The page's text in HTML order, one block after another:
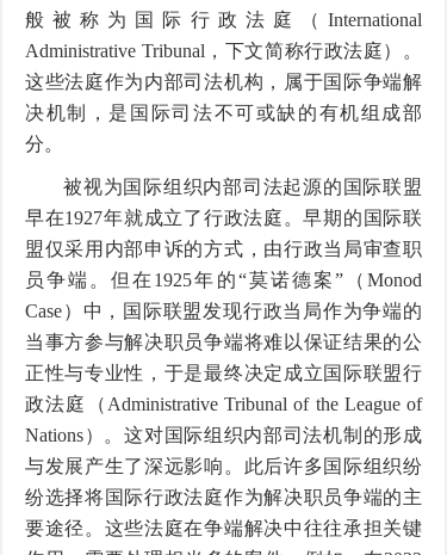
般被称为国际行政法庭（ International
Administrative Tribunal ，下文简称行政法庭）。
这些法庭作为内部司法机构，属于国际争端解
决机制，是国际司法不可或缺的有机组成部
分。
被视为国际组织内部司法起源的国际联盟
早在1927年就成立了行政法庭。早期的国际联
盟仅采用内部申诉的方式，由行政当局审查职
员争端。但在 1925年的“莫诺德案”（ Monod
Case）中，国际联盟发现行政当局作为争端的
当事方参与解决职员争端将难以保证结果的公
正性与专业性，于是最终决定成立国际联盟行
政法庭（ Administrative Tribunal of the League of
Nations）。这对国际组织内部司法机制的形成
与发展产生了深远影响。此后许多国际组织纷
纷选择将国际行政法庭作为解决职员争端的主
要途径。这些法庭在争端解决中往往承担关键